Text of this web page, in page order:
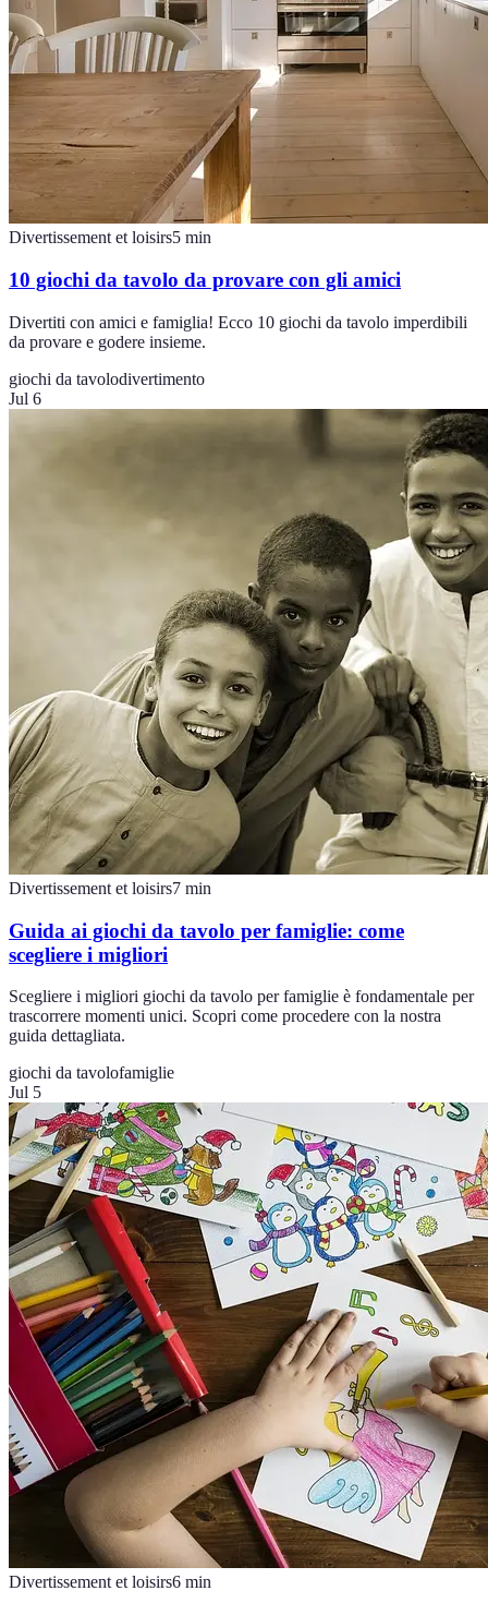
Divertissement et loisirs5 min
10 giochi da tavolo da provare con gli amici
Divertiti con amici e famiglia! Ecco 10 giochi da tavolo imperdibili
da provare e godere insieme.
giochi da tavolodivertimento
Jul 6
Divertissement et loisirs7 min
Guida ai giochi da tavolo per famiglie: come
scegliere i migliori
Scegliere i migliori giochi da tavolo per famiglie è fondamentale per
trascorrere momenti unici. Scopri come procedere con la nostra
guida dettagliata.
giochi da tavolofamiglie
Jul 5
Divertissement et loisirs6 min